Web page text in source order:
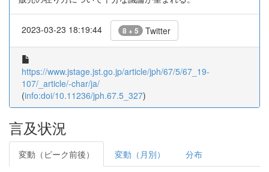
2023-03-23 18:19:44 8 + 5 Twitter
https://www.jstage.jst.go.jp/article/jph/67/5/67_19-
107/_article/-char/ja/
(info:doi/10.11236/jph.67.5_327)
言及状況
変動（ピーク前後） 変動（月別） 分布